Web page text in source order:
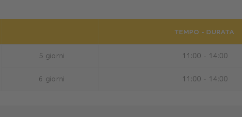
TEMPO - DURATA
5 giorni 11:00 - 14:00
6 giorni 11:00 - 14:00